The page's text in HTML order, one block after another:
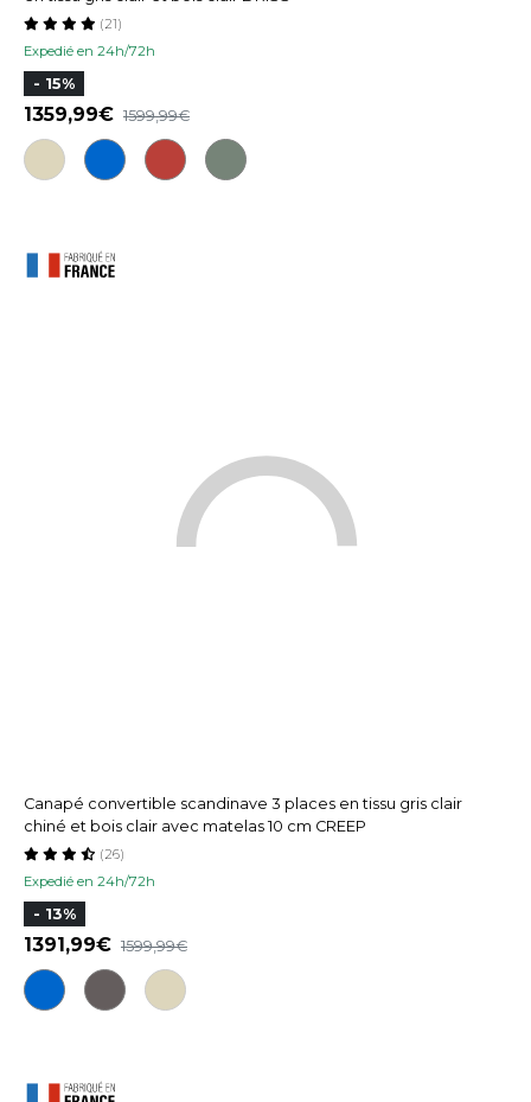
Expedié en 24h/72h
(21)
- 15%
1359,99 1599,99
Canapé convertible scandinave 3 places en tissu gris clair
chiné et bois clair avec matelas 10 cm CREEP
Expedié en 24h/72h
(26)
- 13%
1391,99 1599,99